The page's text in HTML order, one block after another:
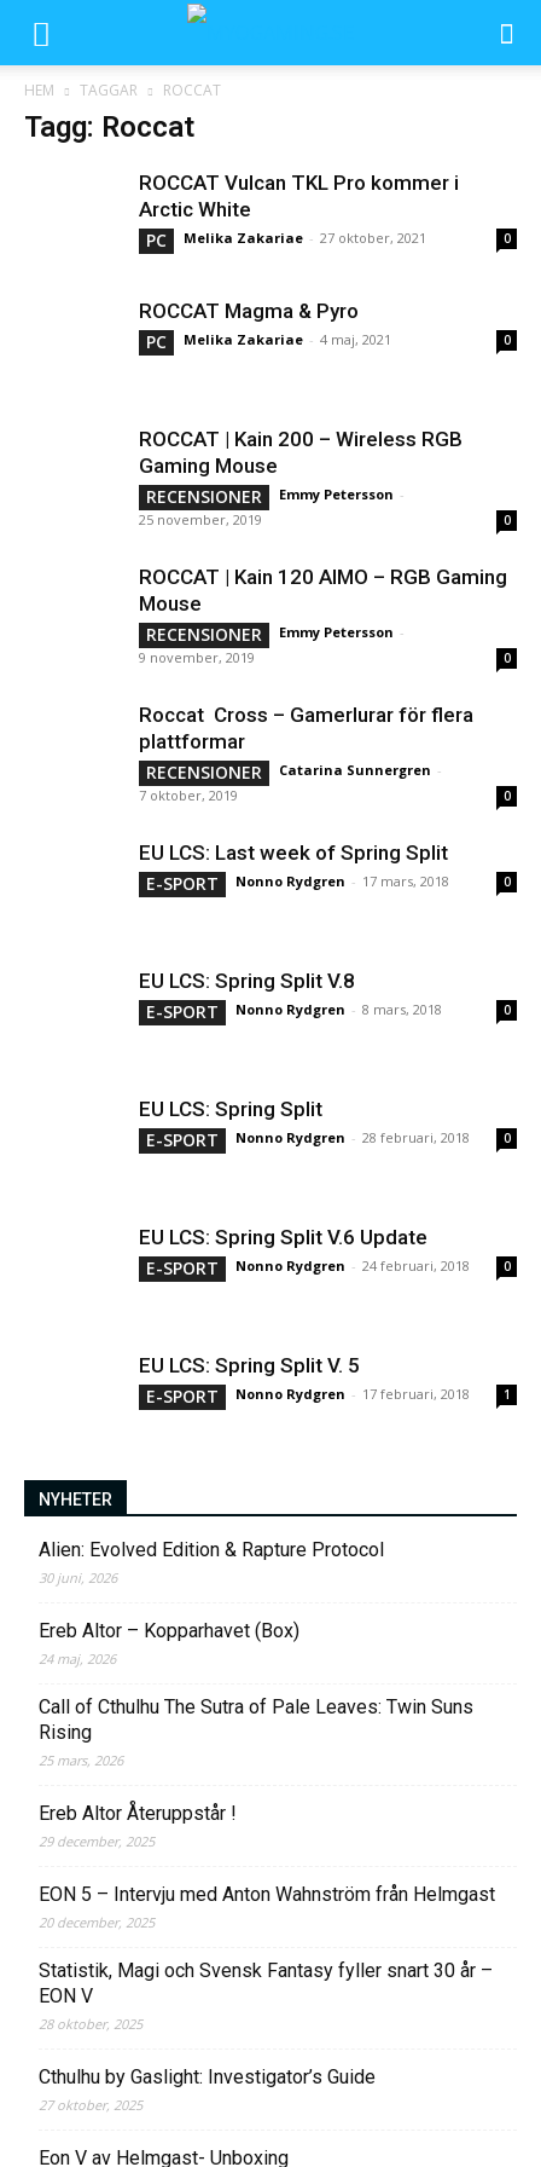
HEM TAGGAR ROCCAT
Tagg: Roccat
ROCCAT Vulcan TKL Pro kommer i
Arctic White
PC Melika Zakariae - 27 oktober, 2021 0
ROCCAT Magma & Pyro
PC Melika Zakariae - 4 maj, 2021 0
ROCCAT | Kain 200 – Wireless RGB
Gaming Mouse
RECENSIONER Emmy Petersson -
25 november, 2019
0
ROCCAT | Kain 120 AIMO – RGB Gaming
Mouse
RECENSIONER Emmy Petersson -
9 november, 2019
0
Roccat Cross – Gamerlurar för flera
plattformar
RECENSIONER Catarina Sunnergren -
7 oktober, 2019
0
EU LCS: Last week of Spring Split
E-SPORT Nonno Rydgren - 17 mars, 2018 0
EU LCS: Spring Split V.8
E-SPORT Nonno Rydgren - 8 mars, 2018 0
EU LCS: Spring Split
E-SPORT Nonno Rydgren - 28 februari, 2018 0
EU LCS: Spring Split V.6 Update
E-SPORT Nonno Rydgren - 24 februari, 2018 0
EU LCS: Spring Split V. 5
E-SPORT Nonno Rydgren - 17 februari, 2018 1
NYHETER
Alien: Evolved Edition & Rapture Protocol
30 juni, 2026
Ereb Altor – Kopparhavet (Box)
24 maj, 2026
Call of Cthulhu The Sutra of Pale Leaves: Twin Suns
Rising
25 mars, 2026
Ereb Altor Återuppstår !
29 december, 2025
EON 5 – Intervju med Anton Wahnström från Helmgast
20 december, 2025
Statistik, Magi och Svensk Fantasy fyller snart 30 år –
EON V
28 oktober, 2025
Cthulhu by Gaslight: Investigator’s Guide
27 oktober, 2025
Eon V av Helmgast- Unboxing